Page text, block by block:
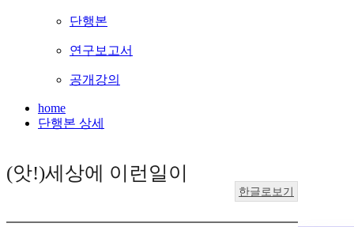
단행본
연구보고서
공개강의
home
단행본 상세
(앗!)세상에 이런일이
한글로보기